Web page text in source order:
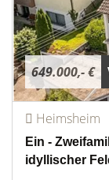
649.000,- €
Heimsheim
Ein -
idyllischer